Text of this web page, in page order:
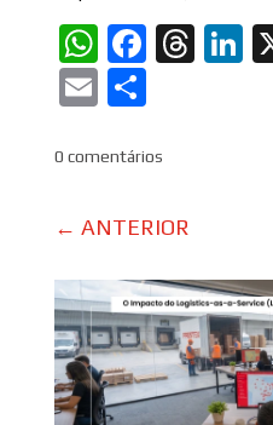
WhatsApp
EmailShare
0 comentários
← ANTERIOR